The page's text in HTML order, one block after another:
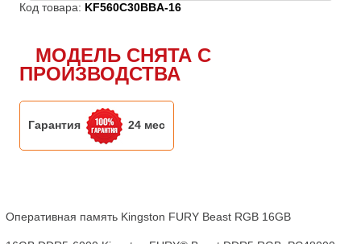
Код товара: KF560C30BBA-16
МОДЕЛЬ СНЯТА С
ПРОИЗВОДСТВА
Гарантия 24 мес
Оперативная память Kingston FURY Beast RGB 16GB